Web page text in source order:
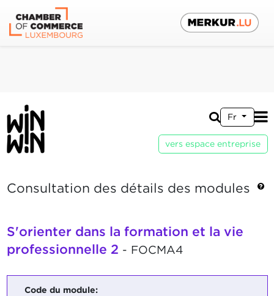
Fr
vers espace entreprise
Consultation des détails des modules
S'orienter dans la formation et la vie
professionnelle 2 - FOCMA4
Code du module: